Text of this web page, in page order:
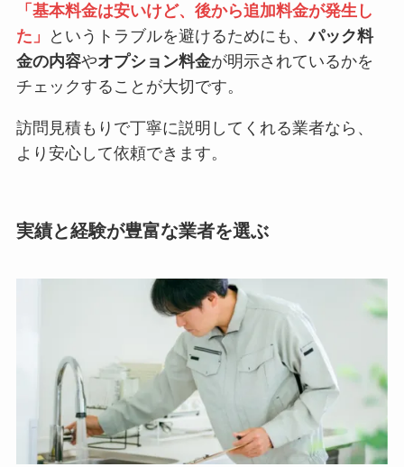
「基本料金は安いけど、後から追加料金が発生し
た」
というトラブルを避けるためにも、パック料
金の内容やオプション料金が明示されているかを
チェックすることが大切です。
訪問見積もりで丁寧に説明してくれる業者なら、
より安心して依頼できます。
実績と経験が豊富な業者を選ぶ